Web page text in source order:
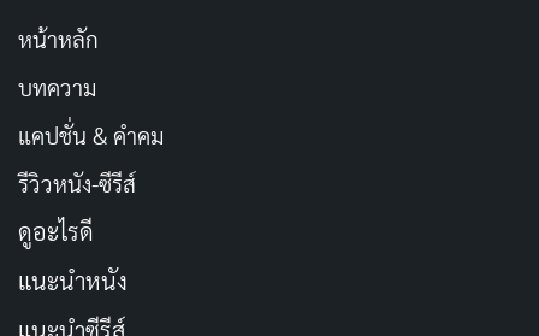
หน้าหลัก
บทความ
แคปชั่น & คำคม
รีวิวหนัง-ซีรีส์
ดูอะไรดี
แนะนำหนัง